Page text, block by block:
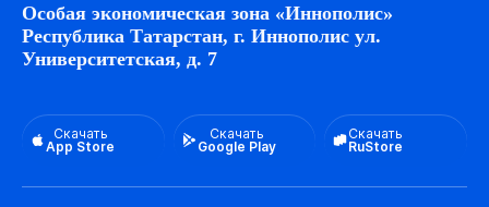
Особая экономическая зона «Иннополис»
Республика Татарстан, г. Иннополис ул.
Университетская, д. 7
Скачать
App Store
Скачать
Google Play
Скачать
RuStore